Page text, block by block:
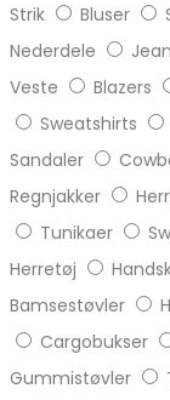
Strik
Bluser
Nederdele
Veste
Blazers
Sweatshirts
Sandaler
Regnjakker
Tunikaer
Herretøj
Bamsestøvler
Cargobukser
Gummistøvler